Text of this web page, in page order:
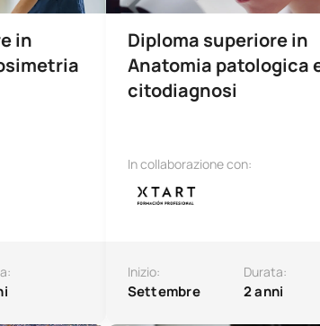
in
Diploma superiore in
Anatomia patologica
citodiagnosi
In collaborazione con:
Inizio:
Settembre
Durata:
2 anni